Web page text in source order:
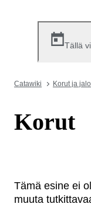
Tällä
Catawiki Korut ja
Korut
Tämä esine ei
muuta